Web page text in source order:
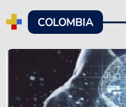
COLOMBIA